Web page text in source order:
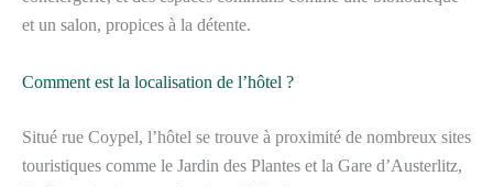
et un salon, propices à la détente.
Comment est la localisation de l’hôtel ?
Situé rue Coypel, l’hôtel se trouve à proximité de nombreux sites
touristiques comme le Jardin des Plantes et la Gare d’Austerlitz,